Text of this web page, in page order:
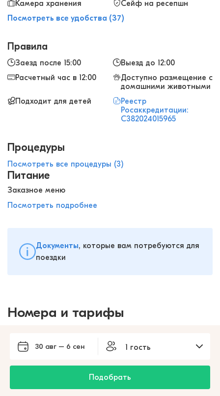
Камера хранения
Сейф на ресепшн
Посмотреть все удобства (37)
Правила
Заезд после 15:00
Выезд до 12:00
Расчетный час в 12:00
Доступно размещение с
домашними животными
Подходит для детей
Реестр
Росаккредитации:
С382024015965
Процедуры
Посмотреть все процедуры (3)
Питание
Заказное меню
Посмотреть подробнее
Документы, которые вам потребуются для
поездки
Номера и тарифы
30 авг – 6 сен 1 гость
Подобрать